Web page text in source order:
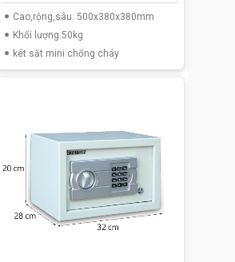
Cao,rộng,sâu: 500x380x380mm
Khối lượng:50kg
két sắt mini chống cháy